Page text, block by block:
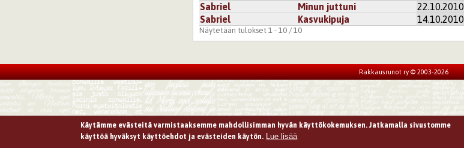
Sabriel
Minun juttuni 22.10.2010
Sabriel
Kasvukipuja 14.10.2010
Näytetään tulokset 1 - 10 / 10
Rakkausrunot ry © 2003-2026
Käytämme evästeitä varmistaaksemme mahdollisimman hyvän käyttökokemuksen. Jatkamalla sivustomme
käyttöä hyväksyt käyttöehdot ja evästeiden käytön. Lue lisää